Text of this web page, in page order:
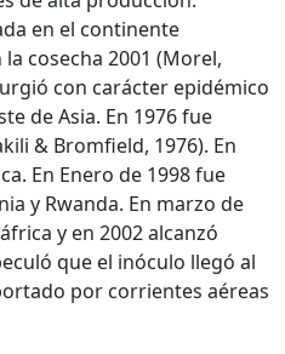
en el continente
cosecha 2001 (Morel,
con carácter epidémico
de Asia. En 1976 fue
& Bromfield, 1976). En
En Enero de 1998 fue
y Rwanda. En marzo de
y en 2002 alcanzó
que el inóculo llegó al
por corrientes aéreas